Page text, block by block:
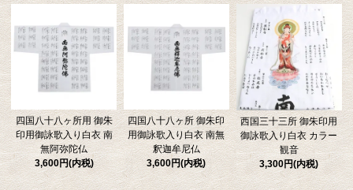
四国八十八ヶ所用 御朱
印用御詠歌入り白衣 南
無阿弥陀仏
3,600円(内税)
四国八十八ヶ所 御朱印
用御詠歌入り白衣 南無
釈迦牟尼仏
3,600円(内税)
西国三十三所 御朱印用
御詠歌入り白衣 カラー
観音
3,300円(内税)